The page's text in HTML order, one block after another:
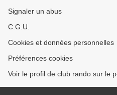
Signaler un abus
C.G.U.
Cookies et données personnelles
Préférences cookies
Voir le profil de club rando sur le